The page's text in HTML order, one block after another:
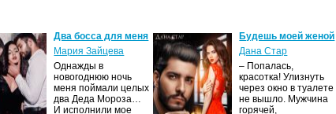
Два босса для меня
Мария Зайцева
Однажды в
новогоднюю ночь
меня поймали целых
два Деда Мороза…
И исполнили мое
Будешь моей женой
Дана Стар
– Попалась,
красотка! Улизнуть
через окно в туалете
не вышло. Мужчина
горячей,